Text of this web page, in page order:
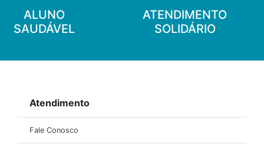
ALUNO
SAUDÁVEL
ATENDIMENTO
SOLIDÁRIO
Atendimento
Fale Conosco